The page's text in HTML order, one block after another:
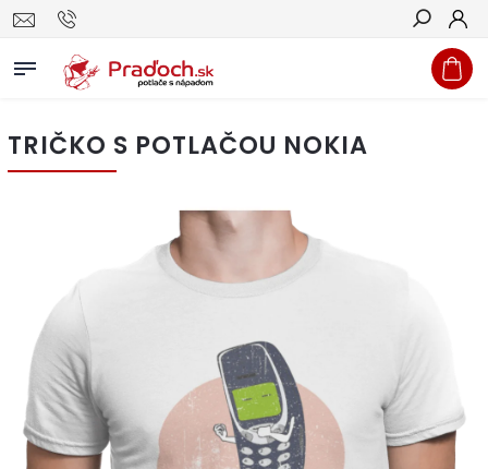
Hľadať
TRIČKO S POTLAČOU NOKIA